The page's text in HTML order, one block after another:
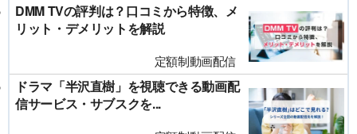
DMM TVの評判は？口コミから特徴、メ
リット・デメリットを解説
定額制動画配信
ドラマ「半沢直樹」を視聴できる動画配
信サービス・サブスクを...